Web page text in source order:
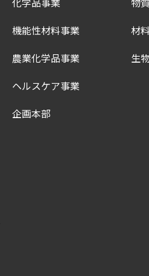
機能性材料事業
農業化学品事業
ヘルスケア事業
企画本部
材
生